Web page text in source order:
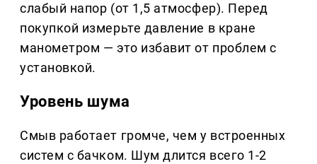
слабый напор (от 1,5 атмосфер). Перед
покупкой измерьте давление в кране
манометром — это избавит от проблем с
установкой.
Уровень шума
Смыв работает громче, чем у встроенных
систем с бачком. Шум длится всего 1-2